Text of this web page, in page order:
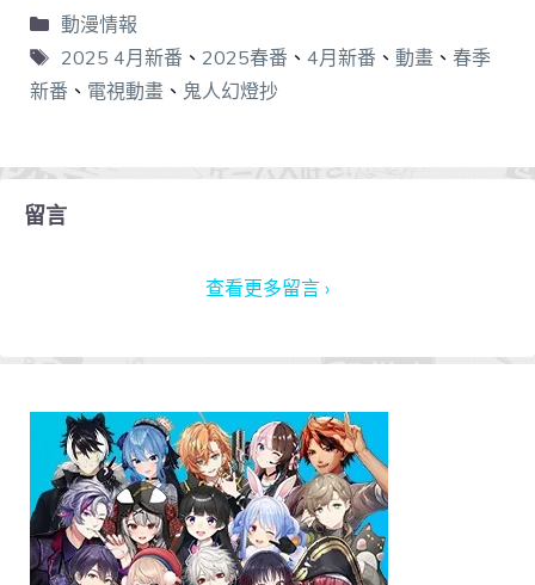
動漫情報
2025 4月新番 、 2025春番 、 4月新番 、 動畫、 春季
新番 、 電視動畫 、 鬼人幻燈抄
留言
查看更多留言 ›